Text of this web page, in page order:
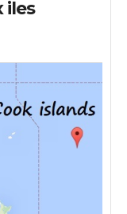
iles